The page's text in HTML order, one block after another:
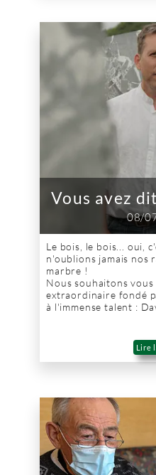
Vous avez
08/
Le bois, le bois... oui,
n'oublions jamais nos
marbre !
Nous souhaitons
extraordinaire fondé
à l'immense talent :
Lire